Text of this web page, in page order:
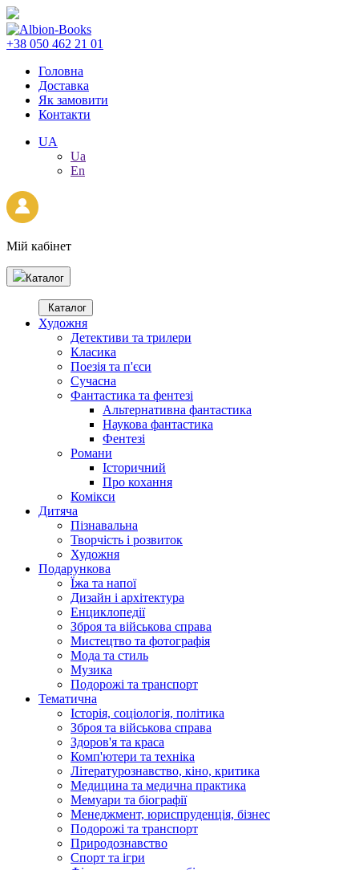
+38 050 462 21 01
Головна
Доставка
Як замовити
Контакти
UA
Ua
En
Мій кабінет
Каталог
Каталог
Художня
Детективи та трилери
Класика
Поезія та п'єси
Сучасна
Фантастика та фентезі
Альтернативна фантастика
Наукова фантастика
Фентезі
Романи
Історичний
Про кохання
Комікси
Дитяча
Пізнавальна
Творчість і розвиток
Художня
Подарункова
Їжа та напої
Дизайн і архітектура
Енциклопедії
Зброя та військова справа
Мистецтво та фотографія
Мода та стиль
Музика
Подорожі та транспорт
Тематична
Історія, соціологія, політика
Зброя та військова справа
Здоров'я та краса
Комп'ютери та техніка
Літературознавство, кіно, критика
Медицина та медична практика
Мемуари та біографії
Менеджмент, юриспруденція, бізнес
Подорожі та транспорт
Природознавство
Спорт та ігри